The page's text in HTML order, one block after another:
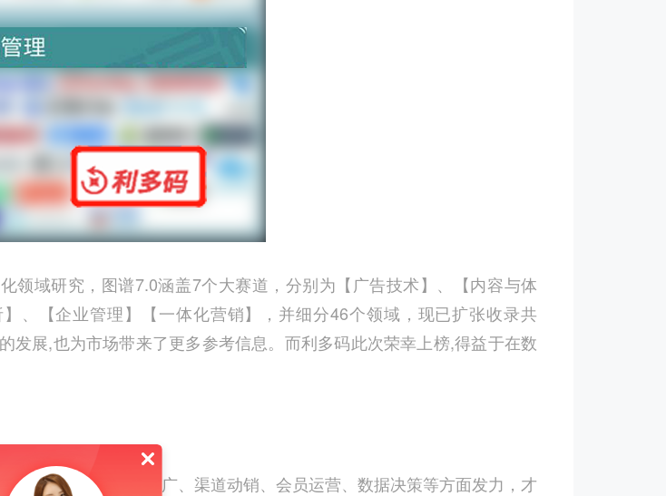
领域研究，图谱7.0涵盖7个大赛道，分别为【广告技术】、【内容与体
、【企业管理】【一体化营销】，并细分46个领域，现已扩张收录共
发展,也为市场带来了更多参考信息。而利多码此次荣幸上榜,得益于在数
重要性,只有在产品推广、渠道动销、会员运营、数据决策等方面发力，才